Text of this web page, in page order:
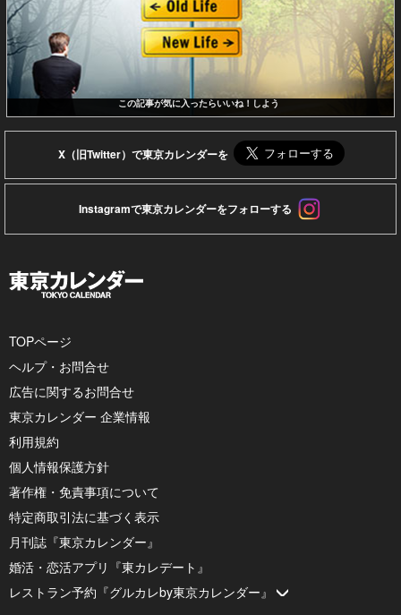
この記事が気に入ったらいいね！しよう
X（旧Twitter）で東京カレンダーを
Instagramで東京カレンダーをフォローする
TOPページ
ヘルプ・お問合せ
広告に関するお問合せ
東京カレンダー 企業情報
利用規約
個人情報保護方針
著作権・免責事項について
特定商取引法に基づく表示
月刊誌『東京カレンダー』
婚活・恋活アプリ『東カレデート』
レストラン予約『グルカレby東京カレンダー』